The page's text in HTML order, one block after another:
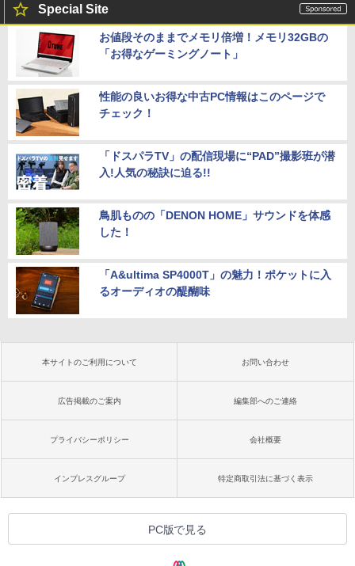
Special Site
お値段そのままでメモリ倍増！メモリ32GBの
「お得なゲーミングノート」
性能の良いお得な中古PC情報はこのページで
チェック！
「ドスパラTV」の配信現場に“PAD”撮影班が潜
入!人気の秘訣に迫る!!
鳥肌ものの「DENON HOME」サウンドを体感
した！
「A&ultima SP4000T」の魅力！ポケットに入
るオーディオの醍醐味
本サイトのご利用について お問い合わせ
広告掲載のご案内 編集部へのご連絡
プライバシーポリシー 会社概要
インプレスグループ 特定商取引法に基づく表示
PC版で見る